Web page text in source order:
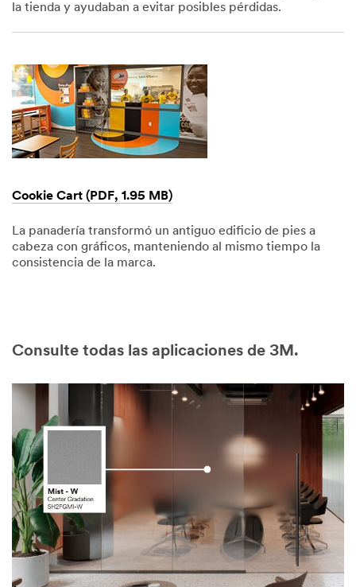
la tienda y ayudaban a evitar posibles pérdidas.
1,
Cookie Cart (PDF, 1.95 MB)
La panadería transformó un antiguo edificio de pies a
cabeza con gráficos, manteniendo al mismo tiempo la
consistencia de la marca.
Consulte todas las aplicaciones de 3M.